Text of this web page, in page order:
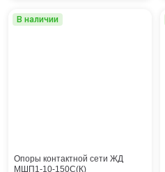
В наличии
Опоры контактной сети ЖД
МШП1-10-150С(К)